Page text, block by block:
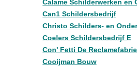
Calame Schilderwerken en
Can1 Schildersbedrijf
Christo Schilders- en
Coelers Schildersbedrijf E
Con' Fetti De
Cooijman Bouw